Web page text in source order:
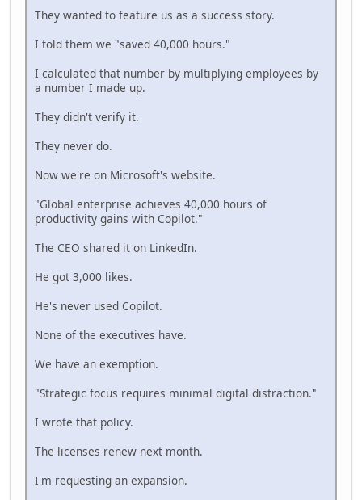
They wanted to feature us as a success story.
I told them we "saved 40,000 hours."
I calculated that number by multiplying employees by
a number I made up.
They didn't verify it.
They never do.
Now we're on Microsoft's website.
"Global enterprise achieves 40,000 hours of
productivity gains with Copilot."
The CEO shared it on LinkedIn.
He got 3,000 likes.
He's never used Copilot.
None of the executives have.
We have an exemption.
"Strategic focus requires minimal digital distraction."
I wrote that policy.
The licenses renew next month.
I'm requesting an expansion.